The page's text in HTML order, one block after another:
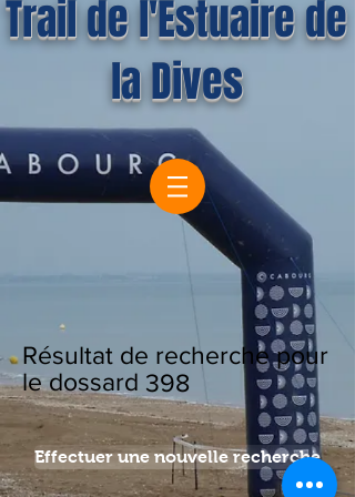
Trail de l'Estuaire de
la Dives
Résultat de recherche pour
le dossard 398
Effectuer une nouvelle recherche